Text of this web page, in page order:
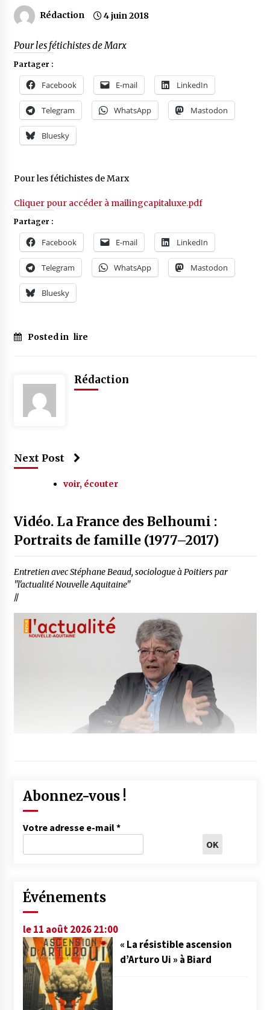
Rédaction 4 juin 2018
Pour les fétichistes de Marx
Partager :
Facebook E-mail LinkedIn
Telegram WhatsApp Mastodon
Bluesky
Pour les fétichistes de Marx
Cliquer pour accéder à mailingcapitaluxe.pdf
Partager :
Facebook E-mail LinkedIn
Telegram WhatsApp Mastodon
Bluesky
Posted in lire
Rédaction
Next Post
voir, écouter
Vidéo. La France des Belhoumi :
Portraits de famille (1977–2017)
Entretien avec Stéphane Beaud, sociologue à Poitiers par
"l'actualité Nouvelle Aquitaine"
//
Abonnez-vous !
Votre adresse e-mail*
Événements
le 11 août 2026 21:00
« La résistible ascension
d’Arturo Ui » à Biard